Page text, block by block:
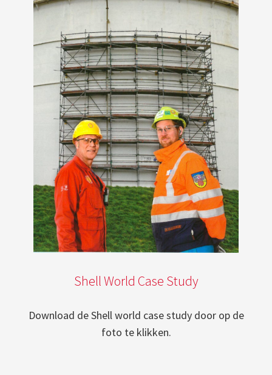
Shell World Case Study
Download de Shell world case study door op de
foto te klikken.